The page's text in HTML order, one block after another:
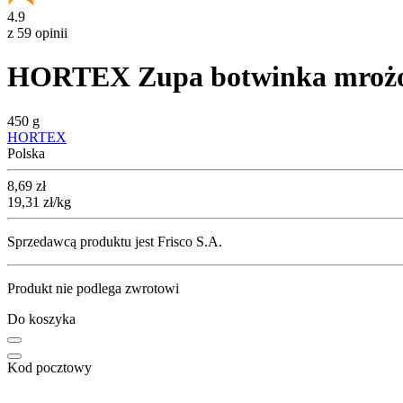
4.9
z 59 opinii
HORTEX Zupa botwinka
450 g
HORTEX
Polska
Cena
8,69 zł
19,31 zł/kg
Sprzedawcą produktu jest Frisco S.A.
Produkt nie podlega zwrotowi
Do koszyka
Kod pocztowy